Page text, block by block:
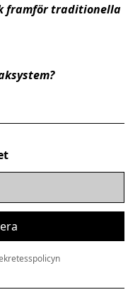
framför traditionella